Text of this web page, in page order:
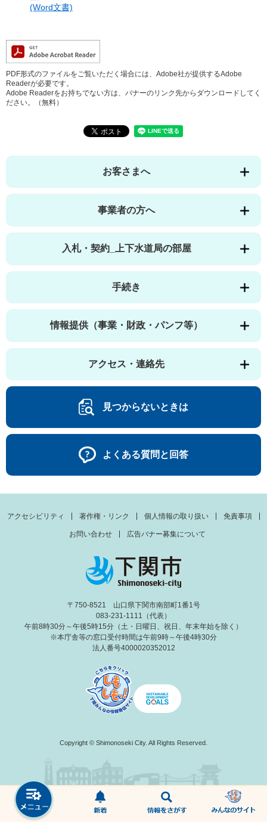
(Word文書)
PDF形式のファイルをご覧いただく場合には、Adobe社が提供するAdobe
Readerが必要です。
Adobe Readerをお持ちでない方は、バナーのリンク先からダウンロードしてく
ださい。（無料）
お客さまへ
事業者の方へ
入札・契約_上下水道局の部屋
手続き
情報提供（事業・財政・パンフ等）
アクセス・連絡先
見つからないときは
よくある質問と回答
アクセシビリティ 著作権・リンク 個人情報の取り扱い 免責事項
お問い合わせ 広告バナー募集について
〒750-8521 山口県下関市南部町1番1号
083-231-1111（代表）
午前8時30分～午後5時15分（土・日曜日、祝日、年末年始を除く）
※本庁舎等の窓口受付時間は午前9時～午後4時30分
法人番号4000020352012
Copyright © Shimonoseki City. All Rights Reserved.